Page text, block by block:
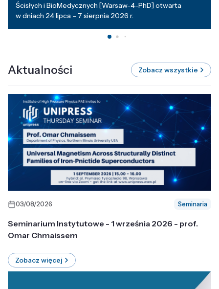
Ścisłych i BioMedycznych [Warsaw-4-PhD] otwarta
w dniach 24 lipca – 7 sierpnia 2026 r.
Aktualności Zobacz wszystkie
03/08/2026 Seminaria
Seminarium Instytutowe - 1 września 2026 - prof.
Omar Chmaissem
Zobacz więcej